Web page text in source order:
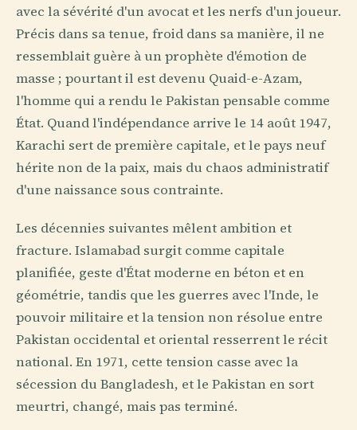
avec la sévérité d'un avocat et les nerfs d'un joueur.
Précis dans sa tenue, froid dans sa manière, il ne
ressemblait guère à un prophète d'émotion de
masse ; pourtant il est devenu Quaid-e-Azam,
l'homme qui a rendu le Pakistan pensable comme
État. Quand l'indépendance arrive le 14 août 1947,
Karachi sert de première capitale, et le pays neuf
hérite non de la paix, mais du chaos administratif
d'une naissance sous contrainte.
Les décennies suivantes mêlent ambition et
fracture. Islamabad surgit comme capitale
planifiée, geste d'État moderne en béton et en
géométrie, tandis que les guerres avec l'Inde, le
pouvoir militaire et la tension non résolue entre
Pakistan occidental et oriental resserrent le récit
national. En 1971, cette tension casse avec la
sécession du Bangladesh, et le Pakistan en sort
meurtri, changé, mais pas terminé.